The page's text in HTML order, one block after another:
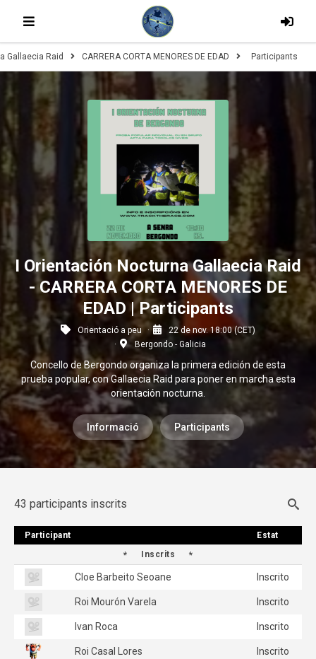
Gallaecia Raid CARRERA CORTA MENORES DE EDAD Participants
I Orientación Nocturna Gallaecia Raid
- CARRERA CORTA MENORES DE
EDAD | Participants
Orientació a peu
22 de nov. 18:00 (CET)
Bergondo - Galicia
Concello de Bergondo organiza la primera edición de esta
prueba popular, con Gallaecia Raid para poner en marcha esta
orientación nocturna.
Informació Participants
43 participants inscrits
Participant
Estat
Inscrits
Cloe Barbeito Seoane Inscrito
Roi Mourón Varela Inscrito
Ivan Roca Inscrito
Roi Casal Lores Inscrito
Participant Estat